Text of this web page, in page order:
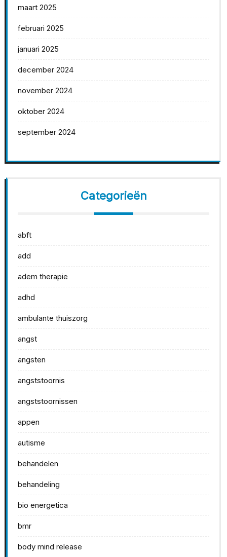
maart 2025
februari 2025
januari 2025
december 2024
november 2024
oktober 2024
september 2024
Categorieën
abft
add
adem therapie
adhd
ambulante thuiszorg
angst
angsten
angststoornis
angststoornissen
appen
autisme
behandelen
behandeling
bio energetica
bmr
body mind release